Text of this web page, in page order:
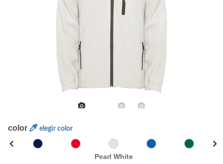
color elegir color
Pearl White